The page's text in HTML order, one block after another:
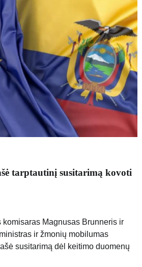
tarptautinį susitarimą kovoti
Magnusas Brunneris ir
ir žmonių mobilumas
susitarimą dėl keitimo duomenų